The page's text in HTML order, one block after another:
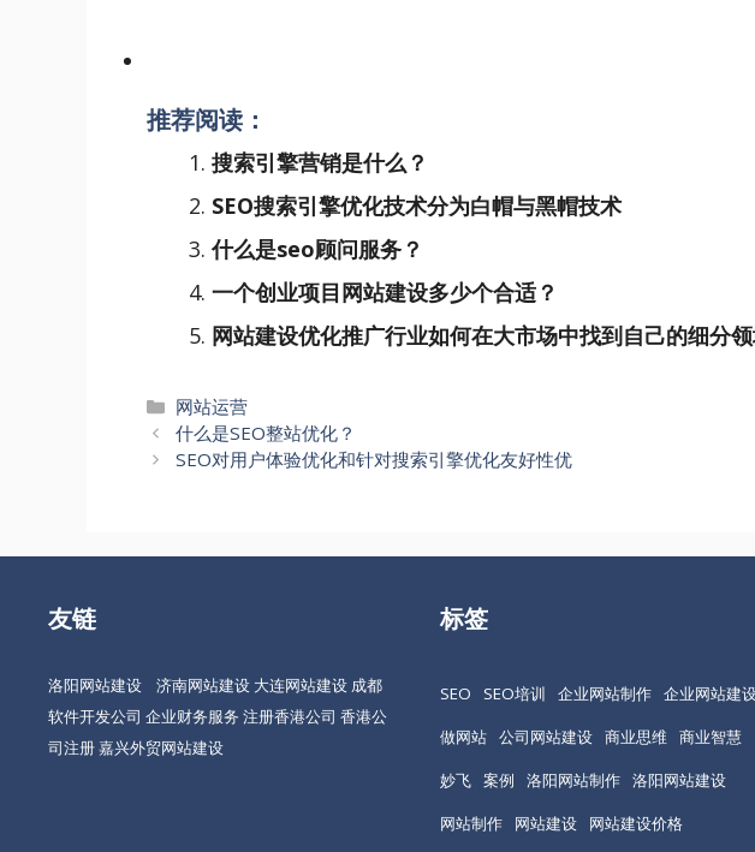
推荐阅读：
搜索引擎营销是什么？
SEO搜索引擎优化技术分为白帽与黑帽技术
什么是seo顾问服务？
一个创业项目网站建设多少个合适？
网站建设优化推广行业如何在大市场中找到自己的细分
分
类
网站运营
文
章
什么是SEO整站优化？
SEO对用户体验优化和针对搜索引擎优化友好性优
友链
洛阳网站建设 济南网站建设 大连网站建设 成都
软件开发公司 企业财务服务 注册香港公司 香港公
司注册嘉兴外贸网站建设
标签
SEO SEO培训 企业网站制作 企业网站建
做网站 公司网站建设 商业思维
商业智慧
妙飞 案例 洛阳网站制作 洛阳网站建设
网站制作
网站建设 网站建设价格